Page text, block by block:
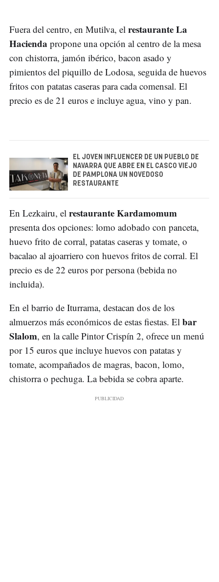
Fuera del centro, en Mutilva, el restaurante La
Hacienda propone una opción al centro de la mesa
con chistorra, jamón ibérico, bacon asado y
pimientos del piquillo de Lodosa, seguida de huevos
fritos con patatas caseras para cada comensal. El
precio es de 21 euros e incluye agua, vino y pan.
EL JOVEN INFLUENCER DE UN PUEBLO DE
NAVARRA QUE ABRE EN EL CASCO VIEJO
DE PAMPLONA UN NOVEDOSO
RESTAURANTE
En Lezkairu, el restaurante Kardamomum
presenta dos opciones: lomo adobado con panceta,
huevo frito de corral, patatas caseras y tomate, o
bacalao al ajoarriero con huevos fritos de corral. El
precio es de 22 euros por persona (bebida no
incluida).
En el barrio de Iturrama, destacan dos de los
almuerzos más económicos de estas fiestas. El bar
Slalom, en la calle Pintor Crispín 2, ofrece un menú
por 15 euros que incluye huevos con patatas y
tomate, acompañados de magras, bacon, lomo,
chistorra o pechuga. La bebida se cobra aparte.